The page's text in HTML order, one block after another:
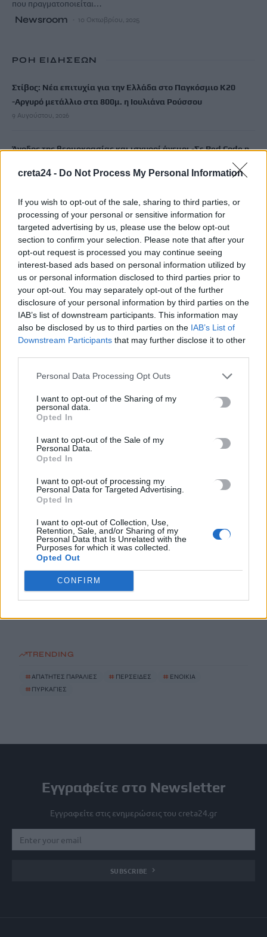
creta24 - Do Not Process My Personal Information
If you wish to opt-out of the sale, sharing to third parties, or
processing of your personal or sensitive information for
targeted advertising by us, please use the below opt-out
section to confirm your selection. Please note that after your
opt-out request is processed you may continue seeing
interest-based ads based on personal information utilized by
us or personal information disclosed to third parties prior to
your opt-out. You may separately opt-out of the further
disclosure of your personal information by third parties on the
IAB’s list of downstream participants. This information may
also be disclosed by us to third parties on the IAB’s List of
Downstream Participants that may further disclose it to other
Personal Data Processing Opt Outs
I want to opt-out of the Sharing of my
personal data.
Opted In
I want to opt-out of the Sale of my
Personal Data.
Opted In
I want to opt-out of processing my
Personal Data for Targeted Advertising.
Opted In
I want to opt-out of Collection, Use,
Retention, Sale, and/or Sharing of my
Personal Data that Is Unrelated with the
Purposes for which it was collected.
Opted Out
CONFIRM
που πραγματοποιείται…
Newsroom 10 Οκτωβρίου, 2025
ΡΟΗ ΕΙΔΗΣΕΩΝ
Στίβος: Νέα επιτυχία για την Ελλάδα στο Παγκόσμιο Κ20
-Αργυρό μετάλλιο στα 800μ. η Ιουλιάνα Ρούσσου
9 Αυγούστου, 2026
Άνοδος της θερμοκρασίας και ισχυροί άνεμοι -Σε Red Code η
9 Αυγούστου, 2026
Ποιες οι απάτητες παραλίες της Ελλάδας – My coast: Πώς θα
κάνετε καταγγελία για παρανομίες
8 Αυγούστου, 2026
Περσείδες: Το εντυπωσιακό φαινόμενο πλησιάζει – Πότε θα
δούμε τη «βροχή» των αστεριών
8 Αυγούστου, 2026
Ενοίκια: Πότε γίνονται υποχρεωτικές οι πληρωμές μέσω
Ισπανία: Η συγκινητική επανένωση γυναίκας με τα
γαϊδουράκια της μετά τις πυρκαγιές
8 Αυγούστου, 2026
Στις 19 Αυγούστου η γενική συνέλευση του συλλόγου
8 Αυγούστου, 2026
Νέος κύκλος μαθημάτων Κινεζικής Γλώσσας στο
Πανεπιστήμιο Κρήτης για το ακαδημαϊκό έτος 2026-2027
8 Αυγούστου, 2026
Άνοια: Ποια είναι τα επαγγέλματα που προστατεύουν τον
εγκέφαλο
TRENDING
#ΑΠΑΤΗΤΕΣ ΠΑΡΑΛΙΕΣ # ΠΕΡΣΕΙΔΕΣ # ΕΝΟΙΚΙΑ
# ΠΥΡΚΑΓΙΕΣ
Εγγραφείτε στο Newsletter
Εγγραφείτε στις ενημερώσεις του creta24.gr
SUBSCRIBE